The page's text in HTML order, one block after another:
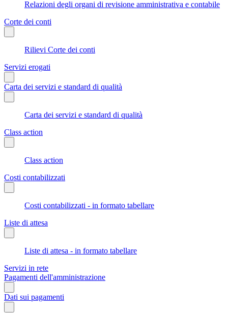
Relazioni degli organi di revisione amministrativa e contabile
Corte dei conti
Rilievi Corte dei conti
Servizi erogati
Carta dei servizi e standard di qualità
Carta dei servizi e standard di qualità
Class action
Class action
Costi contabilizzati
Costi contabilizzati - in formato tabellare
Liste di attesa
Liste di attesa - in formato tabellare
Servizi in rete
Pagamenti dell'amministrazione
Dati sui pagamenti